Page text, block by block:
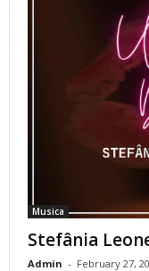
Musica
Stefânia
Admin - February 27,